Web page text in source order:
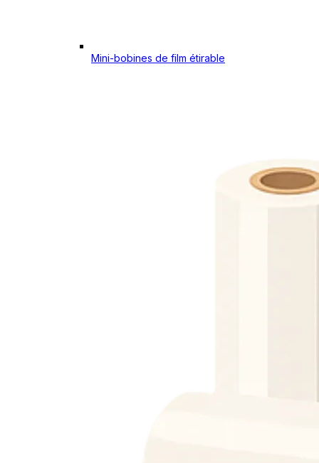
Mini-bobines de film étirable